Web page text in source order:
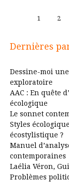
Page
1 Page
2
Dernières
Dessine-moi
exploratoire
AAC : En quête
écologique
Le sonnet
Styles
écostylistique ?
Manuel
contemporaines
Laélia Véron,
Problèmes